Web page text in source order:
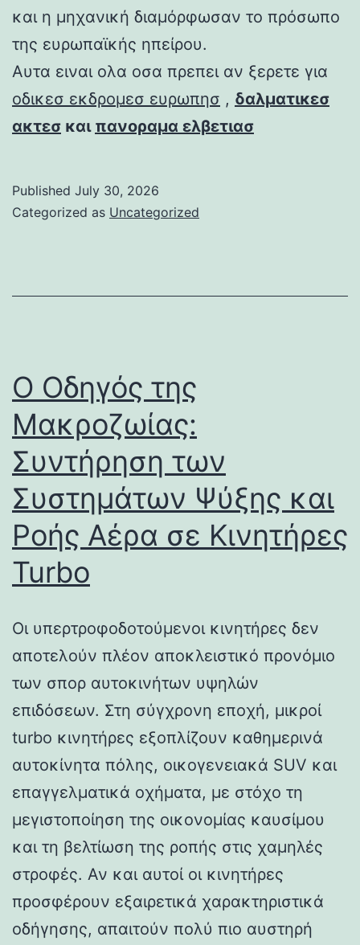
και η μηχανική διαμόρφωσαν το πρόσωπο
της ευρωπαϊκής ηπείρου.
Αυτα ειναι ολα οσα πρεπει αν ξερετε για
οδικεσ εκδρομεσ ευρωπησ , δαλματικεσ
ακτεσ και πανοραμα ελβετιασ
Published July 30, 2026
Categorized as Uncategorized
Ο Οδηγός της
Μακροζωίας:
Συντήρηση των
Συστημάτων Ψύξης και
Ροής Αέρα σε Κινητήρες
Turbo
Οι υπερτροφοδοτούμενοι κινητήρες δεν
αποτελούν πλέον αποκλειστικό προνόμιο
των σπορ αυτοκινήτων υψηλών
επιδόσεων. Στη σύγχρονη εποχή, μικροί
turbo κινητήρες εξοπλίζουν καθημερινά
αυτοκίνητα πόλης, οικογενειακά SUV και
επαγγελματικά οχήματα, με στόχο τη
μεγιστοποίηση της οικονομίας καυσίμου
και τη βελτίωση της ροπής στις χαμηλές
στροφές. Αν και αυτοί οι κινητήρες
προσφέρουν εξαιρετικά χαρακτηριστικά
οδήγησης, απαιτούν πολύ πιο αυστηρή